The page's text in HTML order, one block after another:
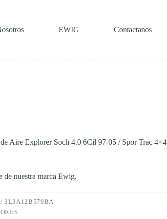
EWIG Contactanos
Aire Explorer Soch 4.0 6Cil 97-05 / Spor Trac 4×4
de nuestra marca Ewig.
3L3A12B579BA